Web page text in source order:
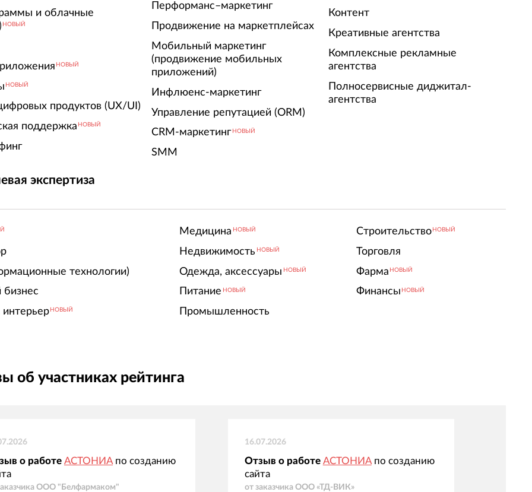
и облачные
НОВЫЙ
НОВЫЙ
НОВЫЙ
продуктов (UX/UI)
поддержка НОВЫЙ
Перформанс–маркетинг
Продвижение на маркетплейсах
Мобильный маркетинг
(продвижение мобильных
приложений)
Инфлюенс-маркетинг
Управление репутацией (ORM)
CRM-маркетинг НОВЫЙ
SMM
Контент
Креативные агентства
Комплексные рекламные
агентства
Полносервисные диджитал-
агентства
экспертиза
технологии)
бизнес
НОВЫЙ
Медицина НОВЫЙ
Недвижимость НОВЫЙ
Одежда, аксессуары НОВЫЙ
Питание НОВЫЙ
Промышленность
Строительство НОВЫЙ
Торговля
Фарма НОВЫЙ
Финансы НОВЫЙ
об участниках рейтинга
о работе АСТОНИАпо созданию
ООО "Белфармаком"
16.07.2026
Отзыв о работе АСТОНИАпо созданию
сайта
от заказчика ООО «ТД-ВИК»